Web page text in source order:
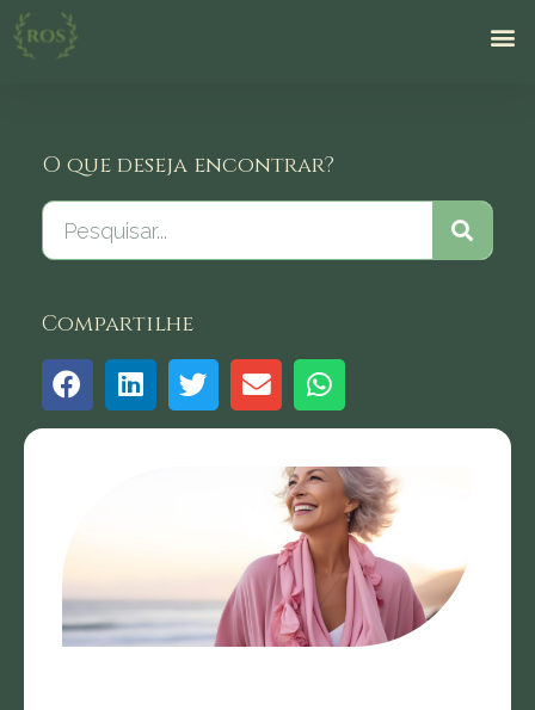
O que deseja encontrar?
Compartilhe